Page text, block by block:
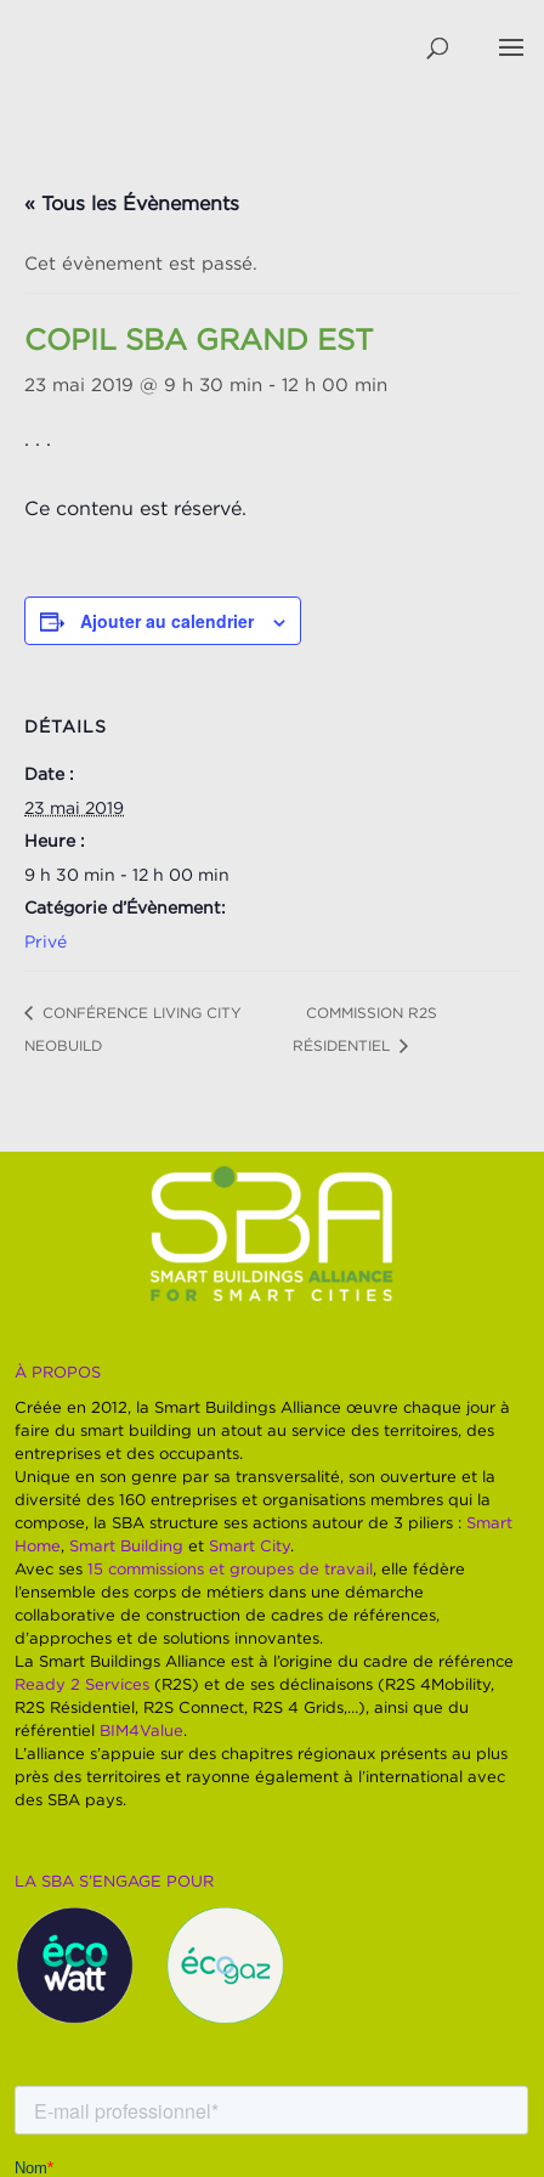
« Tous les Évènements
Cet évènement est passé.
COPIL SBA GRAND EST
23 mai 2019 @ 9 h 30 min - 12 h 00 min
. . .
Ce contenu est réservé.
Ajouter au calendrier
DÉTAILS
Date :
23 mai 2019
Heure :
9 h 30 min - 12 h 00 min
Catégorie d’Évènement:
Privé
CONFÉRENCE LIVING CITY
NEOBUILD
COMMISSION R2S
RÉSIDENTIEL
À PROPOS
Créée en 2012, la Smart Buildings Alliance œuvre chaque jour à
faire du smart building un atout au service des territoires, des
entreprises et des occupants.
Unique en son genre par sa transversalité, son ouverture et la
diversité des 160 entreprises et organisations membres qui la
compose, la SBA structure ses actions autour de 3 piliers : Smart
Home
Smart Building et Smart City
Avec ses15 commissions et groupes de travail , elle fédère
l’ensemble des corps de métiers dans une démarche
collaborative de construction de cadres de références,
d’approches et de solutions innovantes.
La Smart Buildings Alliance est à l’origine du cadre de référence
Ready 2 Services (R2S) et de ses déclinaisons (R2S 4Mobility,
R2S Résidentiel, R2S Connect, R2S 4 Grids,…), ainsi que du
référentiel BIM4Value
L’alliance s’appuie sur des chapitres régionaux présents au plus
près des territoires et rayonne également à l’international avec
des SBA pays.
LA SBA S’ENGAGE POUR